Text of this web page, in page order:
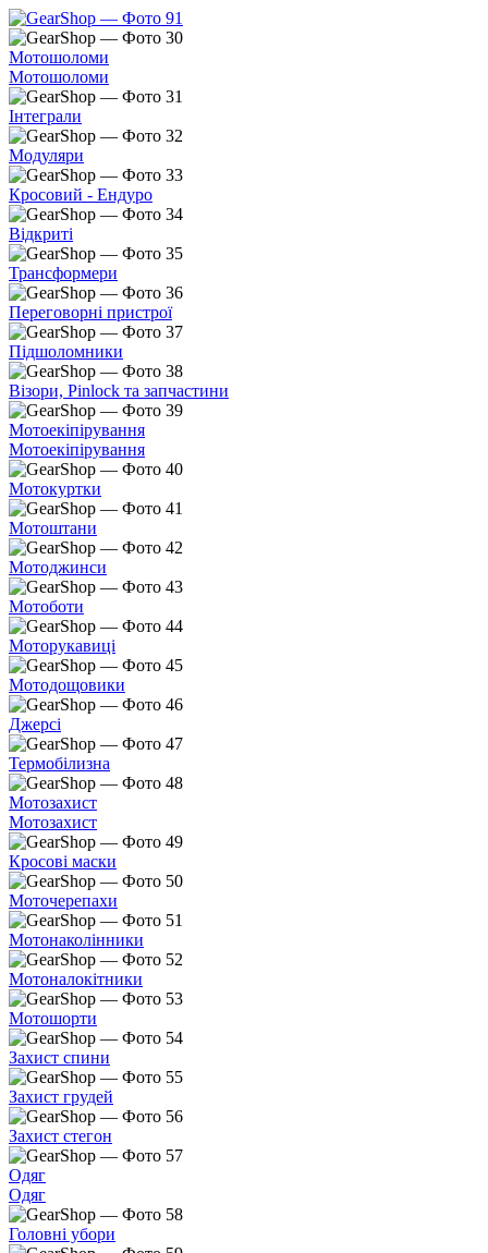
Мотошоломи
Мотошоломи
Інтеграли
Модуляри
Кросовий - Ендуро
Відкриті
Трансформери
Переговорні пристрої
Підшоломники
Візори, Pinlock та запчастини
Мотоекіпірування
Мотоекіпірування
Мотокуртки
Мотоштани
Мотоджинси
Мотоботи
Моторукавиці
Мотодощовики
Джерсі
Термобілизна
Мотозахист
Мотозахист
Кросові маски
Моточерепахи
Мотонаколінники
Мотоналокітники
Мотошорти
Захист спини
Захист грудей
Захист стегон
Одяг
Одяг
Головні убори